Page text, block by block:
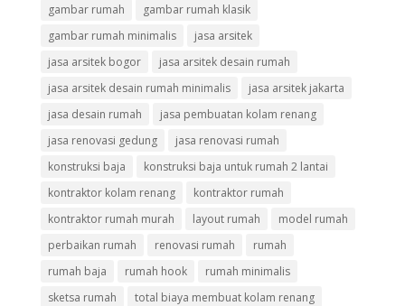
gambar rumah
gambar rumah klasik
gambar rumah minimalis
jasa arsitek
jasa arsitek bogor
jasa arsitek desain rumah
jasa arsitek desain rumah minimalis
jasa arsitek jakarta
jasa desain rumah
jasa pembuatan kolam renang
jasa renovasi gedung
jasa renovasi rumah
konstruksi baja
konstruksi baja untuk rumah 2 lantai
kontraktor kolam renang
kontraktor rumah
kontraktor rumah murah
layout rumah
model rumah
perbaikan rumah
renovasi rumah
rumah
rumah baja
rumah hook
rumah minimalis
sketsa rumah
total biaya membuat kolam renang